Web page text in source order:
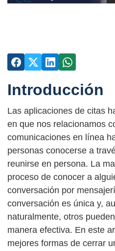
Introducción
Las aplicaciones de citas
en que nos relacionamos
comunicaciones en línea
personas conocerse a
reunirse en persona. La
proceso de conocer a
conversación por
conversación es única y,
naturalmente, otros
manera efectiva. En este
mejores formas de cerrar